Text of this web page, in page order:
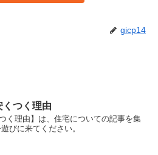
gicp14
つく理由
く理由】は、住宅についての記事を集
びに来てください。